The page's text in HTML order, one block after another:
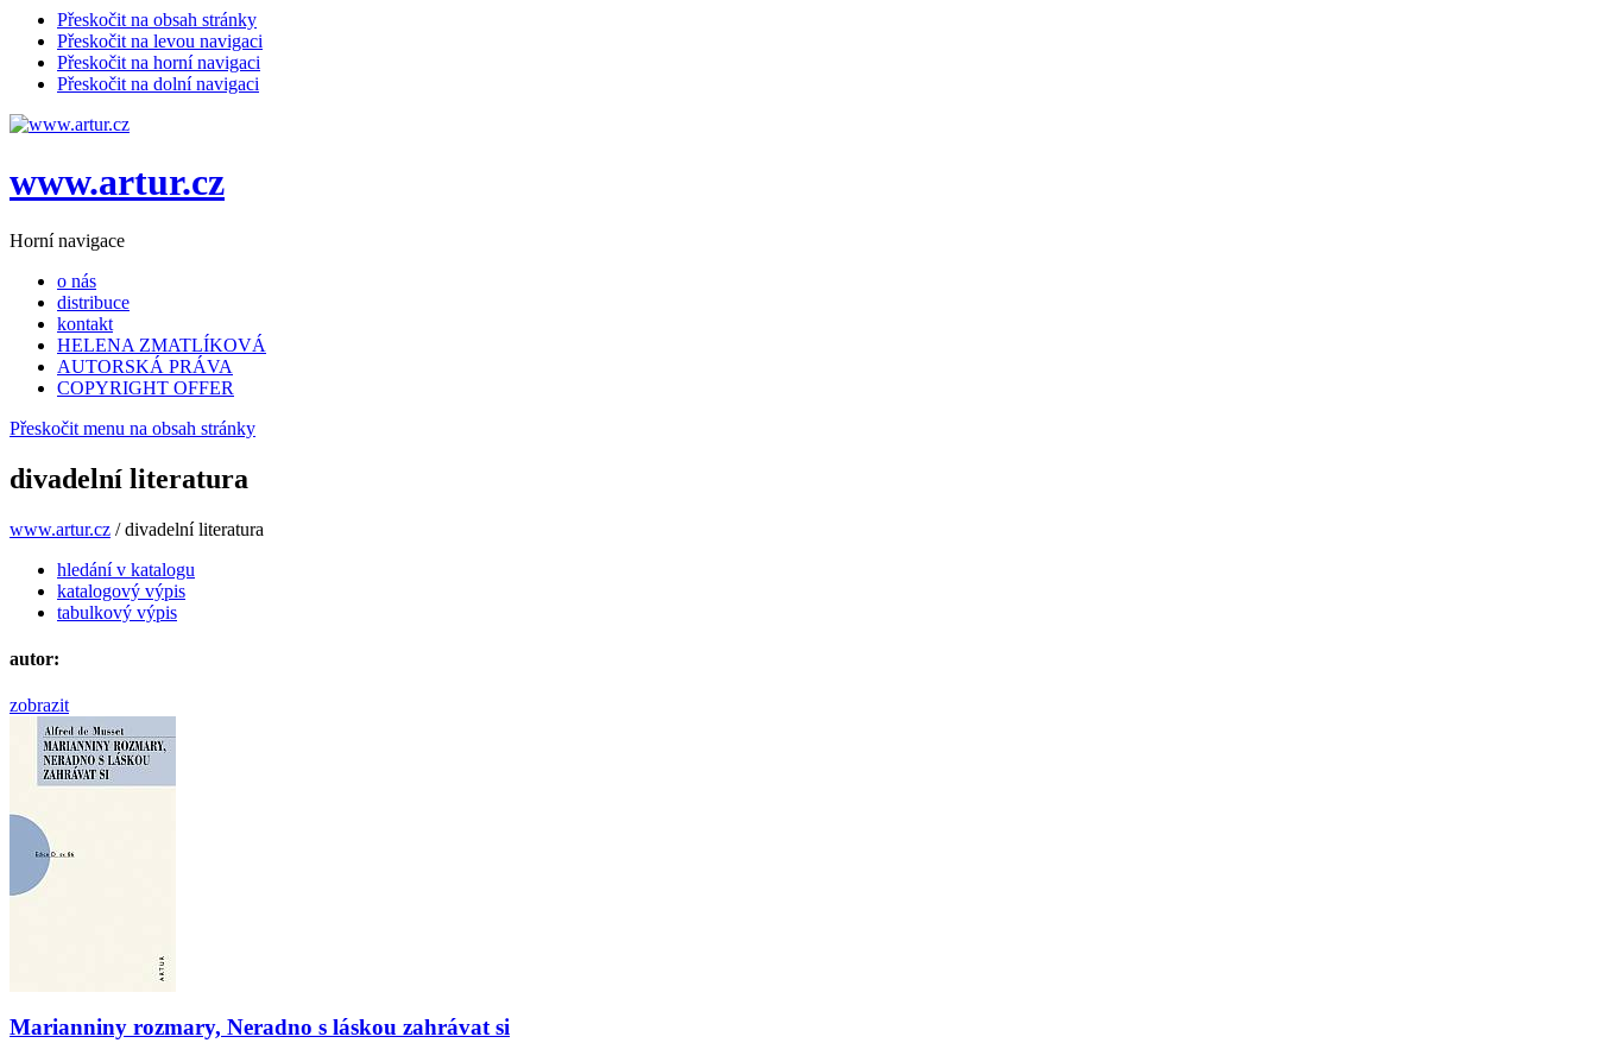
Přeskočit na obsah stránky
Přeskočit na levou navigaci
Přeskočit na horní navigaci
Přeskočit na dolní navigaci
www.artur.cz
Horní navigace
o nás
distribuce
kontakt
HELENA ZMATLÍKOVÁ
AUTORSKÁ PRÁVA
COPYRIGHT OFFER
Přeskočit menu na obsah stránky
divadelní literatura
www.artur.cz /divadelní literatura
hledání v katalogu
katalogový výpis
tabulkový výpis
autor:
zobrazit
Marianniny rozmary, Neradno s láskou zahrávat si